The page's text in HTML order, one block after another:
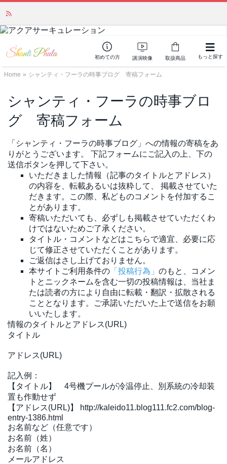
初めての方 講演映像 取扱商品 もっと探す
Home » シャンティ・フーラの時事ブログ 寄稿フォーム
シャンティ・フーラの時事ブロ
グ 寄稿フォーム
「シャンティ・フーラの時事ブログ」への情報の寄稿をあ
りがとうございます。 下記フォームにご記入の上、下の
送信ボタンを押して下さい。
いただきました情報（記事のタイトルとアドレス）
の内容を、転載あるいは抜粋して、 掲載させていた
だきます。この際、私どものコメントを付加するこ
とがあります。
寄稿いただいても、必ずしも掲載させていただくわ
けではないためご了承ください。
タイトル・コメントなどはこちらで適宜、必要に応
じて修正させていただくことがあります。
ご返信はさし上げておりません。
本サイトご利用条件の 「投稿行為」 のもと、コメン
トとニックネームを含む一切の投稿情報は、当社ま
たは読者の方により自由に転載・翻訳・拡散される
こととなります。ご承諾いただいた上で送信をお願
いいたします。
情報のタイトルとアドレス(URL)
タイトル
アドレス(URL)
記入例：
【タイトル】 4号機プールが冷温停止、別系統の冷却装
置も作動せず
【アドレス(URL)】 http://kaleido11.blog111.fc2.com/blog-
entry-1386.html
お名前など（任意です）
お名前（姓）
お名前（名）
メールアドレス